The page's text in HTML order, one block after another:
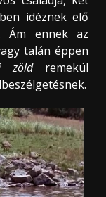
idéznek elő
Ám ennek az
talán éppen
zöldremekül